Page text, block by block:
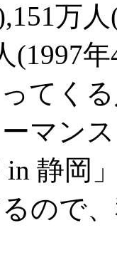
万
(1997
てく
マン
静岡
ので